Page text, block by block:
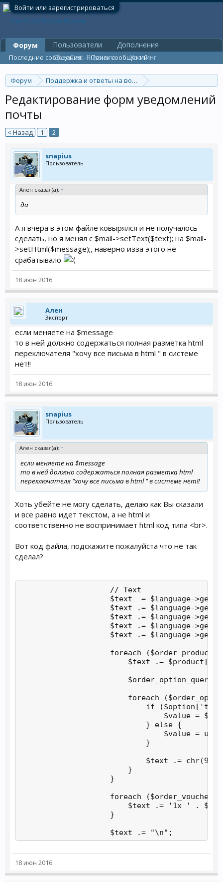
Войти или зарегистрироваться
Форум
Поддержка и ответы на вопросы
Редактирование форм уведомлений
почты
< Назад 1 2
snapius
Пользователь
Ален сказал(а): ↑
да
А я вчера в этом файле ковырялся и не получалось
сделать, но я менял с $mail->setText($text); на $mail-
>setHtml($message);, наверно изза этого не
срабатывало
18 июн 2016
Ален
Эксперт
если меняете на $message
то в ней должно содержаться полная разметка html
переключателя "хочу все письма в html " в системе
нет!!
18 июн 2016
snapius
Пользователь
Ален сказал(а): ↑
если меняете на $message
то в ней должно содержаться полная разметка html
переключателя "хочу все письма в html " в системе нет!!
Хоть убейте не могу сделать, делаю как Вы сказали
и все равно идет текстом, а не html и
соответственно не воспринимает html код типа <br>.
Вот код файла, подскажите пожалуйста что не так
сделал?
                    // Text
$text  = $language-
$text .= $language-
$text .= $language-
$text .= $language-
$text .= $language-
foreach
$text .=
$order_option_query
foreach
if
$value =
                            } else {
$value =
                            }
$text .= chr(9)
                        }
                    }
foreach
$text .= '1x ' .
                    }
                    $text .= "\n";
$text .=
18 июн 2016
Форум
Последние сообщения Поиск сообщений
Пользователи
Дополнения
OpenCart-Russia.ru
Хостинг